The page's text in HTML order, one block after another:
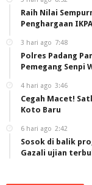
Raih Nilai
Penghargaan
3 hari ago 7:48
Polres Padang
Pemegang Senpi
4 hari ago 3:46
Cegah Macet!
Koto Baru
6 hari ago 2:42
Sosok di balik
Gazali ujian